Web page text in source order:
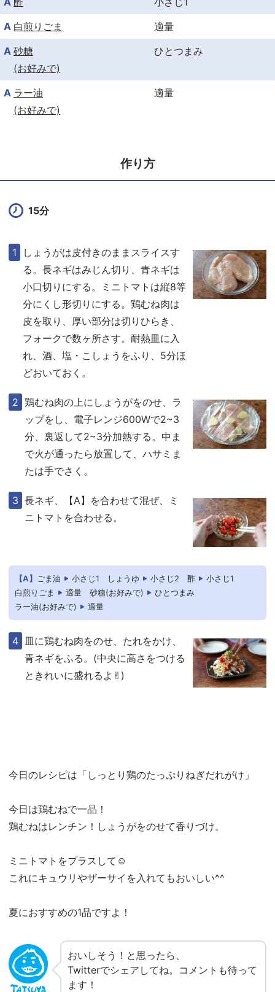
A 白煎りごま
適量
A 砂糖
(お好みで)
ひとつまみ
A ラー油
(お好みで)
適量
作り方
15分
しょうがは皮付きのままスライスす
る。長ネギはみじん切り、青ネギは
小口切りにする。ミニトマトは縦8等
分にくし形切りにする。鶏むね肉は
皮を取り、厚い部分は切りひらき、
フォークで数ヶ所さす。耐熱皿に入
れ、酒、塩・こしょうをふり、5分ほ
どおいておく。
鶏むね肉の上にしょうがをのせ、ラ
ップをし、電子レンジ600Wで2~3
分、裏返して2~3分加熱する。中ま
で火が通ったら放置して、ハサミま
たは手でさく。
長ネギ、【A】を合わせて混ぜ、ミ
ニトマトを合わせる。
【A】 ごま油 小さじ1 しょうゆ 小さじ2 酢
小さじ1
白煎りごま
適量 砂糖(お好みで)
ひとつまみ
ラー油(お好みで)
適量
皿に鶏むね肉をのせ、たれをかけ、
青ネギをふる。(中央に高さをつける
ときれいに盛れるよ✌︎)
今日のレシピは「しっとり鶏のたっぷりねぎだれがけ」
今日は鶏むねで一品！
鶏むねはレンチン！しょうがをのせて香りづけ。
ミニトマトをプラスして☺︎
これにキュウリやザーサイを入れてもおいしい^^
夏におすすめの1品ですよ！
おいしそう！と思ったら、
Twitterでシェアしてね。コメントも待って
ます！